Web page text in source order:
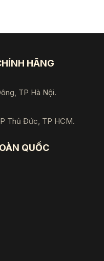
HÃNG
TP Hà Nội.
Thủ Đức, TP HCM.
QUỐC